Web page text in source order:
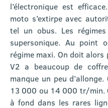
l’électronique est
moto s’extirpe avec
tel un obus. Les
supersonique. Au point
régime maxi. On doit alors
V2 a beaucoup de
manque un peu
13 000 ou 14 000 tr/min.
à fond dans les rares